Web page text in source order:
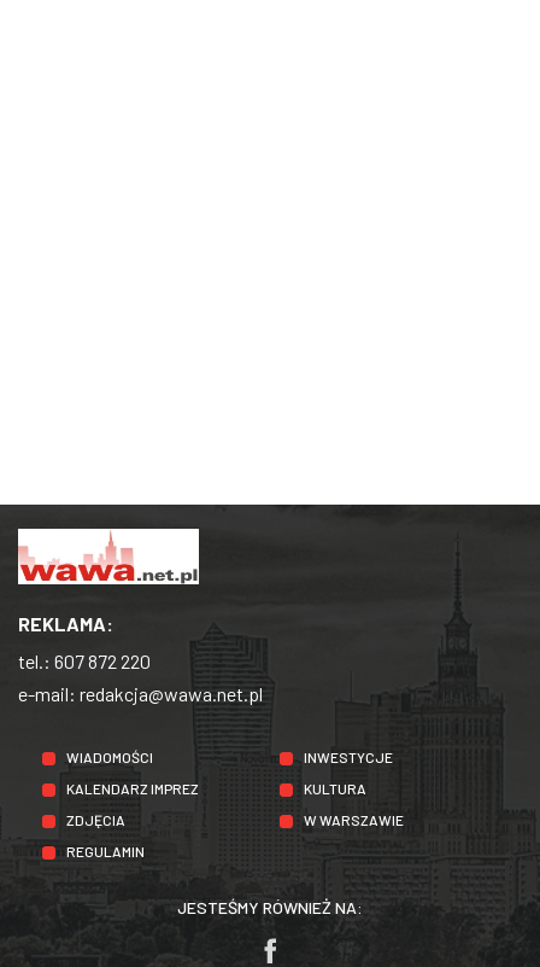
REKLAMA:
tel.: 607 872 220
e-mail: redakcja@wawa.net.pl
WIADOMOŚCI
INWESTYCJE
KALENDARZ IMPREZ
KULTURA
ZDJĘCIA
W WARSZAWIE
REGULAMIN
JESTEŚMY RÓWNIEŻ NA: